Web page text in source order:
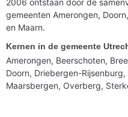
2006 ontstaan door de
gemeenten Amerongen,
en Maarn.
Kernen in de gemeente
Amerongen, Beerschoten,
Doorn, Driebergen-
Maarsbergen, Overberg,